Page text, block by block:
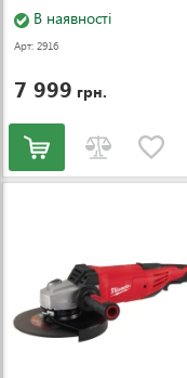
В наявності
Арт: 2916
7 999 грн.